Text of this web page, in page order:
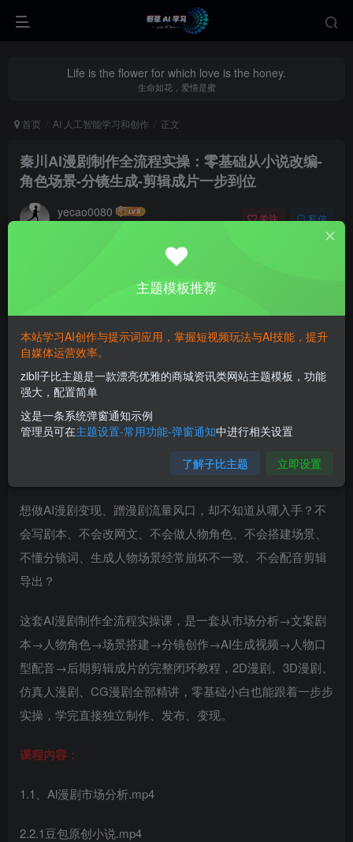
Life is the flower for which love is the honey.
生命如花，爱情是蜜
首页 AI 人工智能学习和创作 正文
秦川AI漫剧制作全流程实操：零基础从小说改编-
角色场景-分镜生成-剪辑成片一步到位
yecao0080 关注 私信
零基础从0到1完整打造2D/3D/仿真人AI漫剧
想做AI漫剧变现、蹭漫剧流量风口，却不知道从哪入手？不
会写剧本、不会改网文、不会做人物角色、不会搭建场景、
不懂分镜词、生成人物场景经常崩坏不一致、不会配音剪辑
导出？
这套AI漫剧制作全流程实操课，是一套从市场分析→文案剧
本→人物角色→场景搭建→分镜创作→AI生成视频→人物口
型配音→后期剪辑成片的完整闭环教程，2D漫剧、3D漫剧、
仿真人漫剧、CG漫剧全部精讲，零基础小白也能跟着一步步
实操，学完直接独立制作、发布、变现。
课程内容：
1.1、Al漫剧市场分析.mp4
2.2.1豆包原创小说.mp4
主题模板推荐
本站学习AI创作与提示词应用，掌握短视频玩法与AI技能，提升
自媒体运营效率。
zibll子比主题是一款漂亮优雅的商城资讯类网站主题模板，功能
强大，配置简单
这是一条系统弹窗通知示例
管理员可在主题设置-常用功能-弹窗通知中进行相关设置
了解子比主题 立即设置